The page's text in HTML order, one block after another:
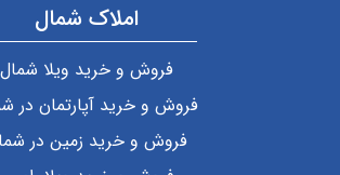
املاک شمال
فروش و خرید ویلا شمال
فروش و خرید آپارتمان در
فروش و خرید زمین در